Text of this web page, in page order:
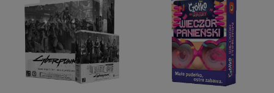
Gra Dodatek Promka
Stopień zaawansowania